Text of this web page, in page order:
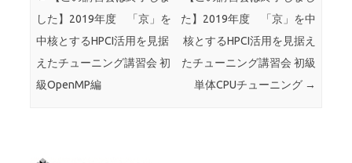
した】2019年度 「京」を
中核とするHPCI活用を見据
えたチューニング講習会 初
級OpenMP編
た】2019年度 「京」を中
核とするHPCI活用を見据え
たチューニング講習会 初級
単体CPUチューニング →